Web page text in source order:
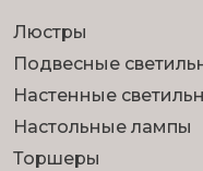
Люстры
Подвесные
Настенные
Настольные лампы
Торшеры